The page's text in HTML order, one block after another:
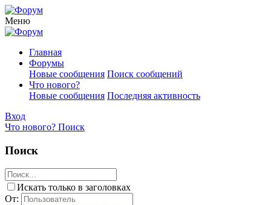
Меню
Главная
Форумы
Новые сообщения Поиск сообщений
Что нового?
Новые сообщения Последняя активность
Вход
Что нового? Поиск
Поиск
Искать только в заголовках
От: